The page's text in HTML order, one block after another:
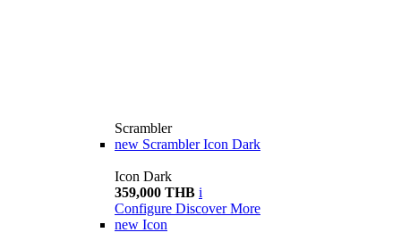
Scrambler
new Scrambler Icon Dark
Icon Dark
359,000 THB i
Configure Discover More
new Icon